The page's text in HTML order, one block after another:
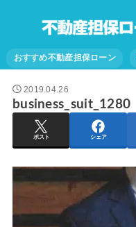
おすすめ不動産担保ローン
2019.04.26
business_suit_1280
ポスト シェア